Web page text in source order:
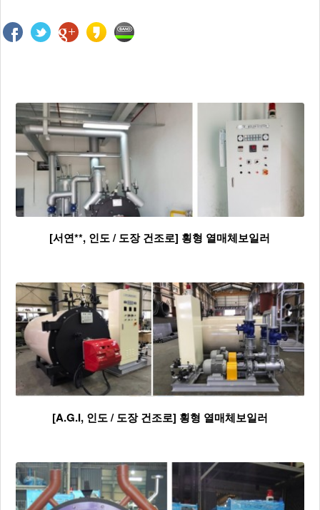
[서연**, 인도 / 도장 건조로] 횡형 열매체보일러
[A.G.I, 인도 / 도장 건조로] 횡형 열매체보일러